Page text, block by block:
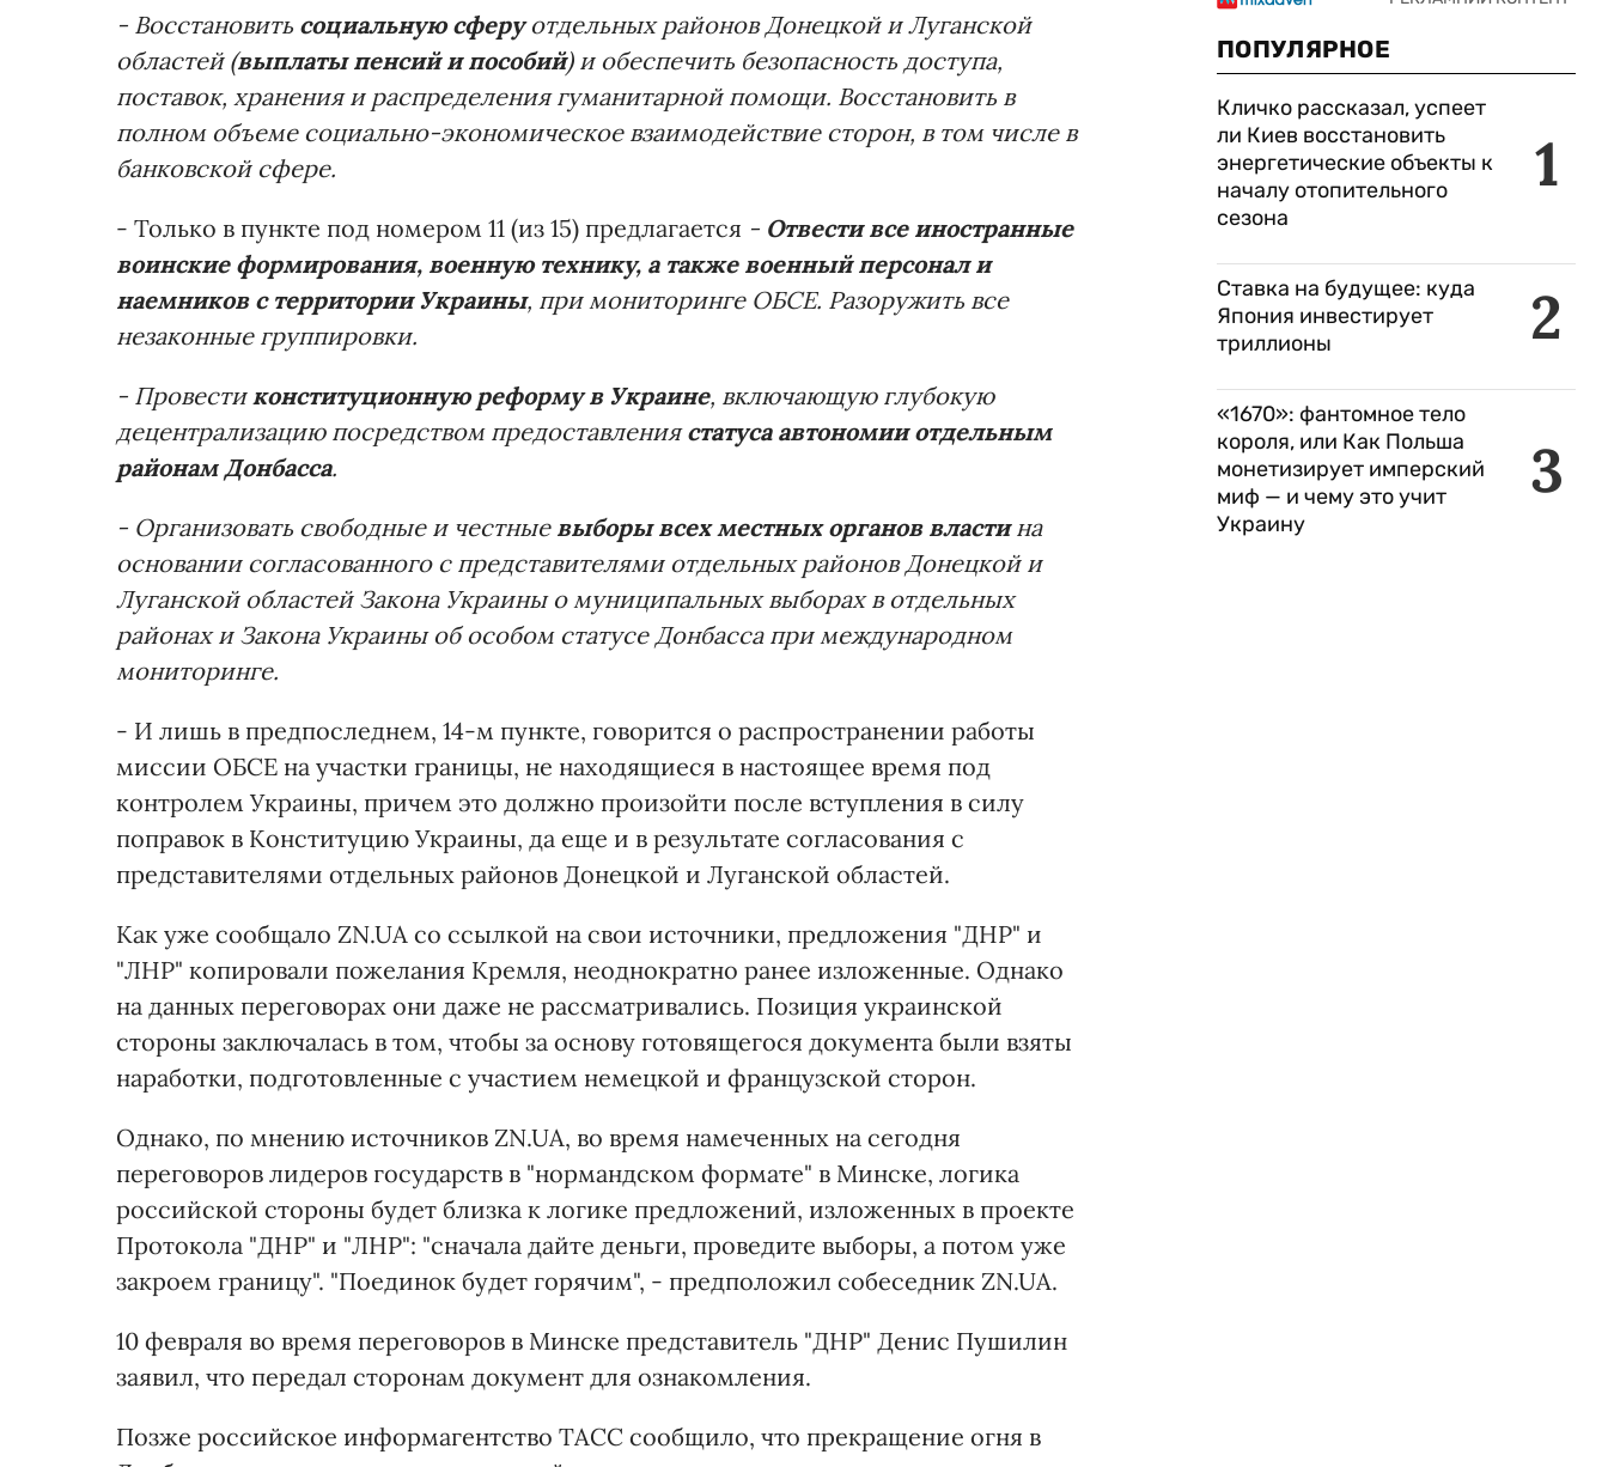
- Восстановить социальную сферуотдельных районов Донецкой и Луганской
областей (выплаты пенсий и пособий) и обеспечить безопасность доступа,
поставок, хранения и распределения гуманитарной помощи. Восстановить в
полном объеме социально-экономическое взаимодействие сторон, в том числе в
банковской сфере.
- Только в пункте под номером 11 (из 15) предлагается - Отвести все иностранные
воинские формирования, военную технику, а также военный персонал и
наемников с территории Украины, при мониторинге ОБСЕ. Разоружить все
незаконные группировки.
- Провестиконституционную реформу в Украине, включающую глубокую
децентрализацию посредством предоставлениястатуса автономии отдельным
районам Донбасса.
- Организовать свободные и честные выборы всех местных органов властина
основании согласованного с представителями отдельных районов Донецкой и
Луганской областей Закона Украины о муниципальных выборах в отдельных
районах и Закона Украины об особом статусе Донбасса при международном
мониторинге.
- И лишь в предпоследнем, 14-м пункте, говорится о распространении работы
миссии ОБСЕ на участки границы, не находящиеся в настоящее время под
контролем Украины, причем это должно произойти после вступления в силу
поправок в Конституцию Украины, да еще и в результате согласования с
представителями отдельных районов Донецкой и Луганской областей.
Как уже сообщало ZN.UA со ссылкой на свои источники, предложения "ДНР" и
"ЛНР" копировали пожелания Кремля, неоднократно ранее изложенные. Однако
на данных переговорах они даже не рассматривались. Позиция украинской
стороны заключалась в том, чтобы за основу готовящегося документа были взяты
наработки, подготовленные с участием немецкой и французской сторон.
Однако, по мнению источников ZN.UA, во время намеченных на сегодня
переговоров лидеров государств в "нормандском формате" в Минске, логика
российской стороны будет близка к логике предложений, изложенных в проекте
Протокола "ДНР" и "ЛНР": "сначала дайте деньги, проведите выборы, а потом уже
закроем границу". "Поединок будет горячим", - предположил собеседник ZN.UA.
10 февраля во время переговоров в Минске представитель "ДНР" Денис Пушилин
заявил, что передал сторонам документ для ознакомления.
Позже российское информагентство ТАСС сообщило, что прекращение огня в
ПОПУЛЯРНОЕ
1
Кличко рассказал, успеет
ли Киев восстановить
энергетические объекты к
началу отопительного
сезона
2
Ставка на будущее: куда
Япония инвестирует
триллионы
3
«1670»: фантомное тело
короля, или Как Польша
монетизирует имперский
миф — и чему это учит
Украину